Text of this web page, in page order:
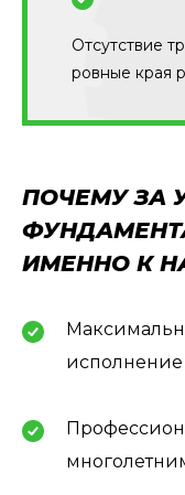
Отсутствие
ровные края
ПОЧЕМУ ЗА
ИМЕННО К
исполнение